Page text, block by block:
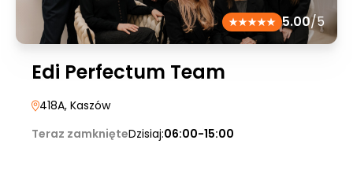
5.00/5
Edi Perfectum Team
418A, Kaszów
Teraz zamknięteDzisiaj:06:00-15:00